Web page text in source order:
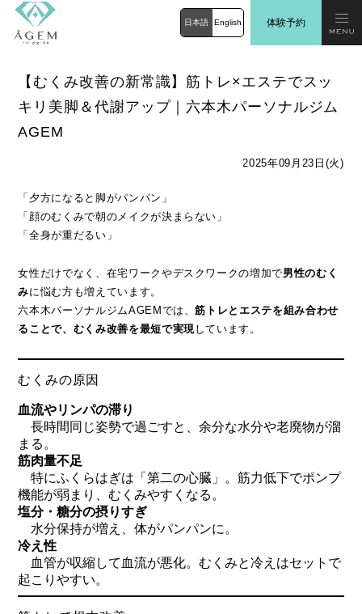
日本語 English 体験予約
【むくみ改善の新常識】筋トレ×エステでスッ
キリ美脚＆代謝アップ｜六本木パーソナルジム
AGEM
2025年09月23日(火)
「夕方になると脚がパンパン」
「顔のむくみで朝のメイクが決まらない」
「全身が重だるい」
女性だけでなく、在宅ワークやデスクワークの増加で男性のむく
みに悩む方も増えています。
六本木パーソナルジムAGEMでは、筋トレとエステを組み合わせ
ることで、むくみ改善を最短で実現しています。
むくみの原因
血流やリンパの滞り
長時間同じ姿勢で過ごすと、余分な水分や老廃物が溜
まる。
筋肉量不足
特にふくらはぎは「第二の心臓」。筋力低下でポンプ
機能が弱まり、むくみやすくなる。
塩分・糖分の摂りすぎ
水分保持が増え、体がパンパンに。
冷え性
血管が収縮して血流が悪化。むくみと冷えはセットで
起こりやすい。